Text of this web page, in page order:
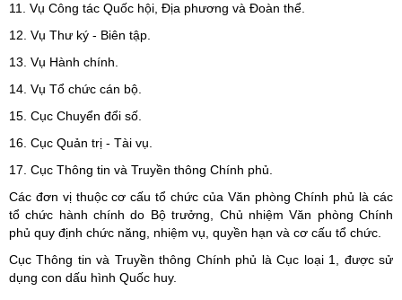
11. Vụ Công tác Quốc hội, Địa phương và Đoàn thể.
12. Vụ Thư ký - Biên tập.
13. Vụ Hành chính.
14. Vụ Tổ chức cán bộ.
15. Cục Chuyển đổi số.
16. Cục Quản trị - Tài vụ.
17. Cục Thông tin và Truyền thông Chính phủ.
Các đơn vị thuộc cơ cấu tổ chức của Văn phòng Chính phủ là các
tổ chức hành chính do Bộ trưởng, Chủ nhiệm Văn phòng Chính
phủ quy định chức năng, nhiệm vụ, quyền hạn và cơ cấu tổ chức.
Cục Thông tin và Truyền thông Chính phủ là Cục loại 1, được sử
dụng con dấu hình Quốc huy.